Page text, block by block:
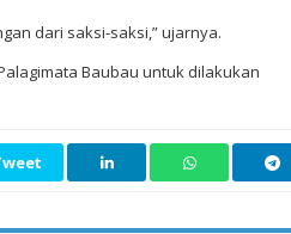
dari saksi-saksi,” ujarnya.
Baubau untuk dilakukan